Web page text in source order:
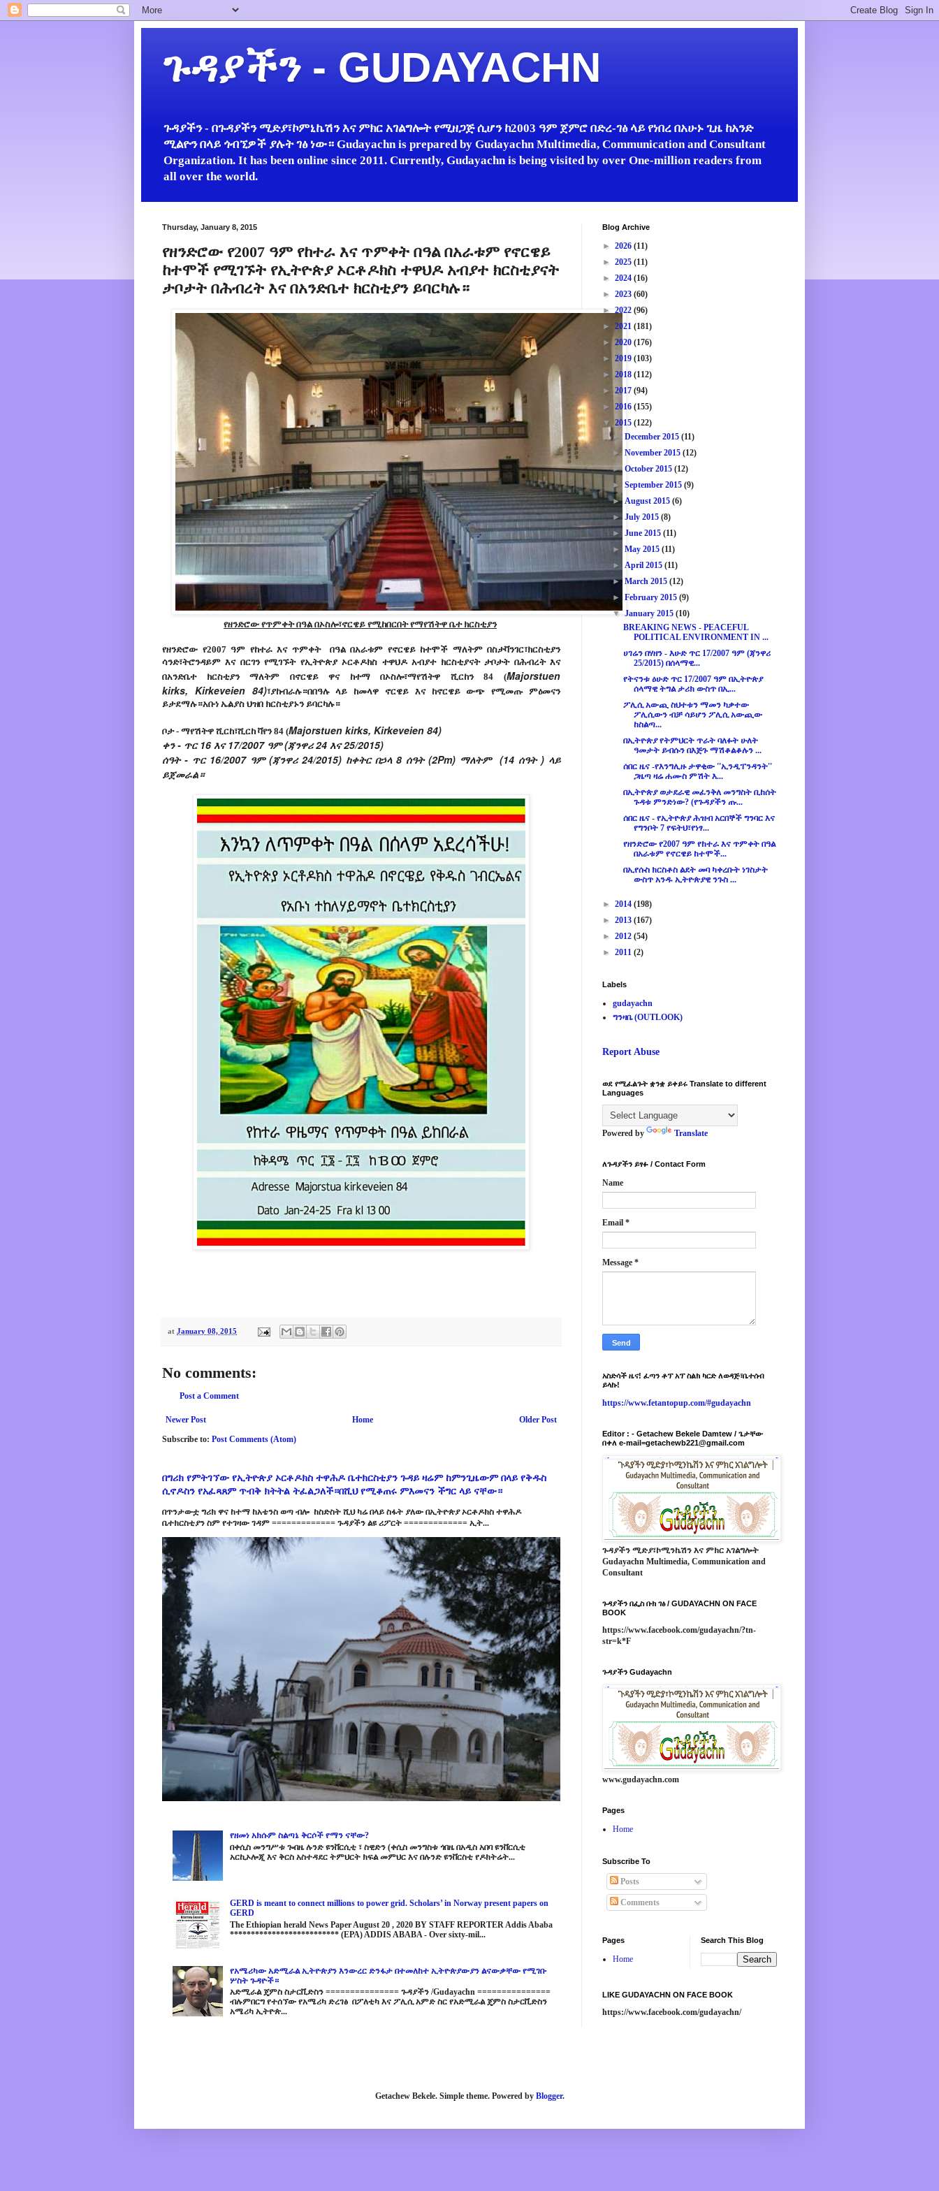
ጉዳያችን - GUDAYACHN
ጉዳያችን - በጉዳያችን ሚድያ፣ኮምኒኬሽን እና ምክር አገልግሎት የሚዘጋጅ ሲሆን ከ2003 ዓም ጀምሮ በድረ-ገፅ ላይ የነበረ በአሁኑ ጊዜ ከአንድ
ሚልዮን በላይ ጎብኚዎች ያሉት ገፅ ነው። Gudayachn is prepared by Gudayachn Multimedia, Communication and Consultant
Organization. It has been online since 2011. Currently, Gudayachn is being visited by over One-million readers from
all over the world.
Thursday, January 8, 2015
የዘንድሮው የ2007 ዓም የከተራ እና ጥምቀት በዓል በአራቱም የኖርዌይ
ከተሞች የሚገኙት የኢትዮጵያ ኦርቶዶክስ ተዋህዶ አብያተ ክርስቲያናት
ታቦታት በሕብረት እና በአንድቤተ ክርስቲያን ይባርካሉ።
የዘንድሮው የጥምቀት በዓል በኦስሎ፣ኖርዌይ የሚከበርበት የማየሽትዋ ቤተ ክርስቲያን
የዘንድሮው የ2007 ዓም የከተራ እና ጥምቀት በዓል በአራቱም የኖርዌይ ከተሞች ማለትም በስታቫንገር፣ክርስቲያን
ሳንድ፣ትሮንዳይም እና በርገን የሚገኙት የኢትዮጵያ ኦርቶዶክስ ተዋህዶ አብያተ ክርስቲያናት ታቦታት በሕብረት እና
በአንድቤተ ክርስቲያን ማለትም በኖርዌይ ዋና ከተማ በኦስሎ፣ማየሽትዋ ሺርከን 84 (Majorstuen
kirks, Kirkeveien 84)፣ያከብራሉ።በበዓሉ ላይ ከመላዋ ኖርዌይ እና ከኖርዌይ ውጭ የሚመጡ ምዕመናን
ይታደማሉ።አቡነ ኤልያስ ህዝበ ክርስቲያኑን ይባርካሉ።
ቦታ - ማየሽትዋ ሺርከ፣ሺርከ ቫየን 84 (Majorstuen kirks, Kirkeveien 84)
ቀን - ጥር 16 እና 17/2007 ዓም (ጃንዋሪ 24 እና 25/2015)
ሰዓት - ጥር 16/2007 ዓም (ጃንዋሪ 24/2015) ከቀትር በኃላ 8 ሰዓት (2Pm) ማለትም (14 ሰዓት ) ላይ
ይጀመራል።
at January 08, 2015
No comments:
Post a Comment
Newer Post Older Post
Home
Subscribe to: Post Comments (Atom)
በግሪክ የምትገኘው የኢትዮጵያ ኦርቶዶክስ ተዋሕዶ ቤተክርስቲያን ጉዳይ ዛሬም ከምንጊዜውም በላይ የቅዱስ
ሲኖዶስን የአፈጻጸም ጥብቅ ክትትል ትፈልጋለች።በሺህ የሚቆጠሩ ምእመናን ችግር ላይ ናቸው።
በጥንታውቷ ግሪክ ዋና ከተማ ከአቴንስ ወጣ ብሎ ከስድስት ሺህ ካሬ በላይ ስፋት ያለው በኢትዮጵያ ኦርቶዶክስ ተዋሕዶ
ቤተክርስቲያን ስም የተገዛው ገዳም ============= ጉዳያችን ልዩ ሪፖርት ============= ኢት...
የዘመነ አክሱም ስልጣኔ ቅርሶች የማን ናቸው?
በቀሲስ መንግሥቱ ጐበዜ ሉንድ ዩንቨርሲቲ ፣ ስዊድን (ቀሲስ መንግስቱ ጎበዜ በአዲስ አበባ ዩንቨርሲቲ
አርኪኦሎጂ እና ቅርስ አስተዳደር ትምህርት ክፍል መምህር እና በሉንድ ዩንቨርስቲ የዶክትሬት...
GERD is meant to connect millions to power grid. Scholars’ in Norway present papers on
GERD
The Ethiopian herald News Paper August 20 , 2020 BY STAFF REPORTER Addis Ababa
************************** (EPA) ADDIS ABABA - Over sixty-mil...
የአሜሪካው አድሚራል ኢትዮጵያን እንውረር ድንፋታ በተመለከተ ኢትዮጵያውያን ልናውቃቸው የሚገቡ
ሦስት ጉዳዮች።
አድሚራል ጄምስ ስታርቪድስን =============== ጉዳያችን /Gudayachn ===============
ብሉምበርግ የተሰኘው የአሜሪካ ድረገፅ በፖለቲካ እና ፖሊሲ አምድ ስር የአድሚራል ጄምስ ስታርቪድስን
አሜሪካ ኢትዮጵ...
Blog Archive
► 2026 (11)
► 2025 (11)
► 2024 (16)
► 2023 (60)
► 2022 (96)
► 2021 (181)
► 2020 (176)
► 2019 (103)
► 2018 (112)
► 2017 (94)
► 2016 (155)
▼ 2015 (122)
►December 2015(11)
►November 2015(12)
►October 2015(12)
►September 2015(9)
►August 2015(6)
►July 2015(8)
►June 2015(11)
►May 2015(11)
►April 2015(11)
►March 2015(12)
►February 2015(9)
▼January 2015(10)
BREAKING NEWS - PEACEFUL
POLITICAL ENVIRONMENT IN ...
ሀገሬን በሃዘን - እሁድ ጥር 17/2007 ዓም (ጃንዋሪ
25/2015) በሰላማዊ...
የትናንቱ ዕሁድ ጥር 17/2007 ዓም በኢትዮጵያ
ሰላማዊ ትግል ታሪክ ውስጥ በኢ...
ፖሊሲ አውጪ ስህተቱን ማመን ካቃተው
ፖሊሲውን ብቻ ሳይሆን ፖሊሲ አውጪው
ከስልጣ...
በኢትዮጵያ የትምህርት ጥራት ባለፉት ሁለት
ዓመታት ይብሱን በእጅጉ ማሽቆልቆሉን ...
ሰበር ዜና -የእንግሊዙ ታዋቂው ''ኢንዲፐንዳንት''
ጋዜጣ ዛሬ ሐሙስ ምሽት እ...
በኢትዮጵያ ወታደራዊ መፈንቅለ መንግስት ቢከሰት
ጉዳቱ ምንድነው? (የጉዳያችን ጡ...
ሰበር ዜና - የኢትዮጵያ ሕዝብ አርበኞች ግንባር እና
የግንቦት 7 የፍትህ፣የነፃ...
የዘንድሮው የ2007 ዓም የከተራ እና ጥምቀት በዓል
በአራቱም የኖርዌይ ከተሞች...
በኢየሱስ ክርስቶስ ልደት መባ ካቀረቡት ነገስታት
ውስጥ አንዱ ኢትዮጵያዊ ንጉስ ...
► 2014 (198)
► 2013 (167)
► 2012 (54)
► 2011 (2)
Labels
gudayachn
ግንዛቤ (OUTLOOK)
Report Abuse
ወደ የሚፈልጉት ቋንቋ ይቀይሩ Translate to different
Languages
Powered by Translate
ለጉዳያችን ይፃፉ / Contact Form
Name
Email *
Message *
አስድሳች ዜና! ፈጣን ቶፕ አፕ ስልክ ካርድ ለወዳጅ፣ቤተሰብ
ይላኩ!
https://www.fetantopup.com/#gudayachn
Editor : - Getachew Bekele Damtew / ጌታቸው
በቀለ e-mail=getachewb221@gmail.com
ጉዳያችን ሚድያ፣ኮሚንኬሽን እና ምክር አገልግሎት
Gudayachn Multimedia, Communication and
Consultant
ጉዳያችን በፌስ ቡክ ገፅ / GUDAYACHN ON FACE
BOOK
https://www.facebook.com/gudayachn/?tn-
str=k*F
ጉዳያችን Gudayachn
www.gudayachn.com
Pages
Home
Subscribe To
Posts
Comments
Pages
Home
Search This Blog
LIKE GUDAYACHN ON FACE BOOK
https://www.facebook.com/gudayachn/
Getachew Bekele. Simple theme. Powered by Blogger.